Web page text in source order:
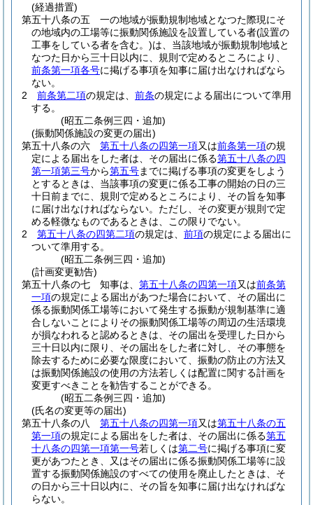
(経過措置)
第五十八条の五
一の地域が振動規制地域となつた際現にそ
の地域内の工場等に振動関係施設を設置している者(設置の
工事をしている者を含む。)は、当該地域が振動規制地域と
なつた日から三十日以内に、規則で定めるところにより、
前条第一項各号に掲げる事項を知事に届け出なければなら
ない。
2
前条第二項の規定は、 前条の規定による届出について準用
する。
(昭五二条例三四・追加)
(振動関係施設の変更の届出)
第五十八条の六
第五十八条の四第一項又は前条第一項の規
定による届出をした者は、その届出に係る第五十八条の四
第一項第三号から第五号までに掲げる事項の変更をしよう
とするときは、当該事項の変更に係る工事の開始の日の三
十日前までに、規則で定めるところにより、その旨を知事
に届け出なければならない。 ただし、その変更が規則で定
める軽微なものであるときは、この限りでない。
2
第五十八条の四第二項の規定は、 前項の規定による届出に
ついて準用する。
(昭五二条例三四・追加)
(計画変更勧告)
第五十八条の七
知事は、 第五十八条の四第一項又は前条第
一項の規定による届出があつた場合において、その届出に
係る振動関係工場等において発生する振動が規制基準に適
合しないことによりその振動関係工場等の周辺の生活環境
が損なわれると認めるときは、その届出を受理した日から
三十日以内に限り、その届出をした者に対し、その事態を
除去するために必要な限度において、振動の防止の方法又
は振動関係施設の使用の方法若しくは配置に関する計画を
変更すべきことを勧告することができる。
(昭五二条例三四・追加)
(氏名の変更等の届出)
第五十八条の八
第五十八条の四第一項又は第五十八条の五
第一項の規定による届出をした者は、その届出に係る第五
十八条の四第一項第一号若しくは第二号に掲げる事項に変
更があつたとき、又はその届出に係る振動関係工場等に設
置する振動関係施設のすべての使用を廃止したときは、そ
の日から三十日以内に、その旨を知事に届け出なければな
らない。